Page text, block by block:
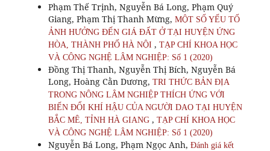
Phạm Thế Trịnh, Nguyễn Bá Long, Phạm Quý
Giang, Phạm Thị Thanh Mừng, MỘT SỐ YẾU TỐ
ẢNH HƯỞNG ĐẾN GIÁ ĐẤT Ở TẠI HUYỆN ỨNG
HÒA, THÀNH PHỐ HÀ NỘI , TẠP CHÍ KHOA HỌC
VÀ CÔNG NGHỆ LÂM NGHIỆP: Số 1 (2020)
Đồng Thị Thanh, Nguyễn Thị Bích, Nguyễn Bá
Long, Hoàng Cằn Dương, TRI THỨC BẢN ĐỊA
TRONG NÔNG LÂM NGHIỆP THÍCH ỨNG VỚI
BIẾN ĐỔI KHÍ HẬU CỦA NGƯỜI DAO TẠI HUYỆN
BẮC MÊ, TỈNH HÀ GIANG , TẠP CHÍ KHOA HỌC
VÀ CÔNG NGHỆ LÂM NGHIỆP: Số 1 (2020)
Nguyễn Bá Long, Phạm Ngọc Anh, Đánh giá kết